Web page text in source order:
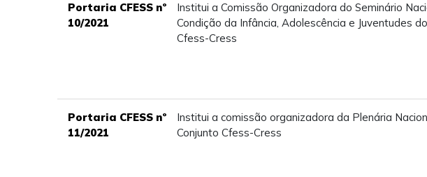
Portaria CFESS nº
10/2021
Institui a Comissão Organizadora do Seminário
Condição da Infância, Adolescência e Juventudes
Cfess-Cress
Portaria CFESS nº
11/2021
Institui a comissão organizadora da Plenária
Conjunto Cfess-Cress